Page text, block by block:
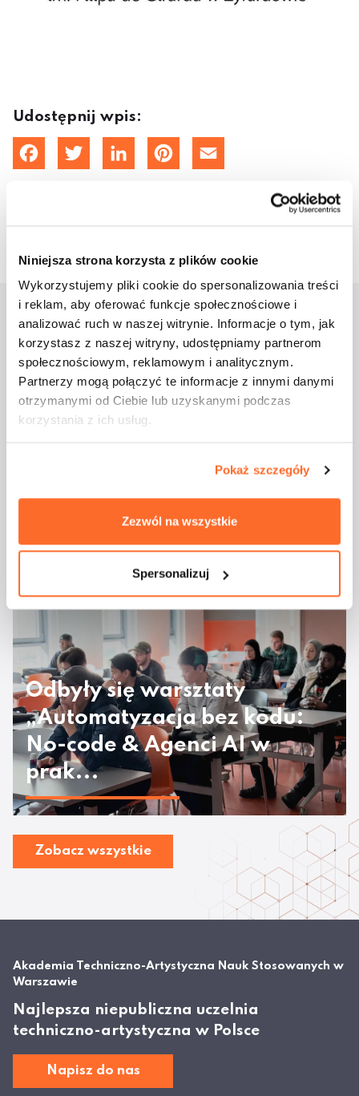
Niniejsza strona korzysta z plików cookie
Wykorzystujemy pliki cookie do spersonalizowania treści
i reklam, aby oferować funkcje społecznościowe i
analizować ruch w naszej witrynie. Informacje o tym, jak
korzystasz z naszej witryny, udostępniamy partnerom
społecznościowym, reklamowym i analitycznym.
Partnerzy mogą połączyć te informacje z innymi danymi
otrzymanymi od Ciebie lub uzyskanymi podczas
korzystania z ich usług.
Pokaż szczegóły
Zezwól na wszystkie
Spersonalizuj
Udostępnij wpis:
TwitterLinkedInPinterestEmail
Aktualności
Studenci ATA na
majówkowym rejsie
Odbyły się warsztaty
„Automatyzacja bez kodu:
No-code & Agenci AI w
prak...
Zobacz wszystkie
Akademia Techniczno-Artystyczna Nauk Stosowanych w
Warszawie
Najlepsza niepubliczna uczelnia
techniczno-artystyczna w Polsce
Napisz do nas